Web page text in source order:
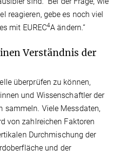
reagieren, gebe es noch viel
mit EUREC4A ändern.“
Verständnis der
überprüfen zu können,
und Wissenschaftler der
sammeln. Viele Messdaten,
von zahlreichen Faktoren
Durchmischung der
und der